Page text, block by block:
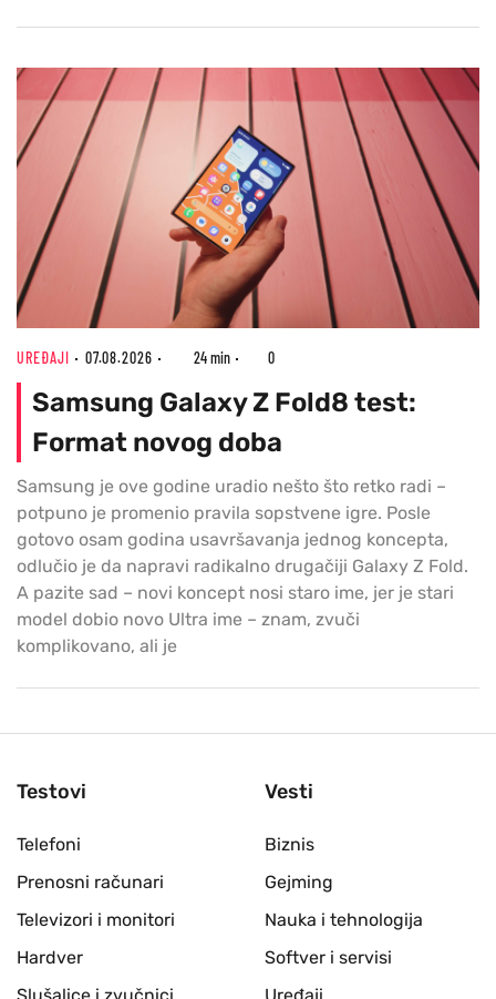
UREĐAJI 07.08.2026 24 min 0
Samsung Galaxy Z Fold8 test:
Format novog doba
Samsung je ove godine uradio nešto što retko radi –
potpuno je promenio pravila sopstvene igre. Posle
gotovo osam godina usavršavanja jednog koncepta,
odlučio je da napravi radikalno drugačiji Galaxy Z Fold.
A pazite sad – novi koncept nosi staro ime, jer je stari
model dobio novo Ultra ime – znam, zvuči
komplikovano, ali je
Testovi
Telefoni
Prenosni računari
Televizori i monitori
Hardver
Vesti
Biznis
Gejming
Nauka i tehnologija
Softver i servisi